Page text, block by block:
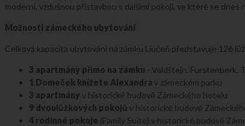
moderní, vzdušnou přístavbou s dalšími pokoji, ve které se
Možnosti zámeckého ubytování
Celková kapacita ubytování na zámku Liučeň představuje 126
3 apartmány přímo na zámku - Valdštejn, Furstenberk,
1 Domeček knížete Alexandra v zámeckém parku
3 apartmány v historické budově Zámeckého hotelu
9 dvoulůžkových pokojů v historické budově
4 rodinné pokoje (Family Suite) v historické budově